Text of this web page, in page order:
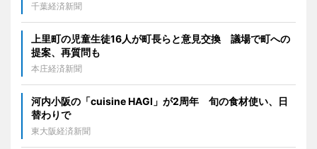
千葉経済新聞
上里町の児童生徒16人が町長らと意見交換 議場で町への
提案、再質問も
本庄経済新聞
河内小阪の「cuisine HAGI」が2周年 旬の食材使い、日
替わりで
東大阪経済新聞